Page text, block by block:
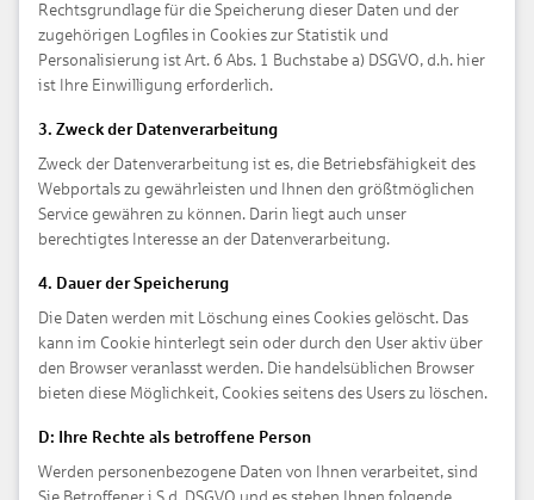
Rechtsgrundlage für die Speicherung dieser Daten und der
zugehörigen Logfiles in Cookies zur Statistik und
Personalisierung ist Art. 6 Abs. 1 Buchstabe a) DSGVO, d.h. hier
ist Ihre Einwilligung erforderlich.
3. Zweck der Datenverarbeitung
Zweck der Datenverarbeitung ist es, die Betriebsfähigkeit des
Webportals zu gewährleisten und Ihnen den größtmöglichen
Service gewähren zu können. Darin liegt auch unser
berechtigtes Interesse an der Datenverarbeitung.
4. Dauer der Speicherung
Die Daten werden mit Löschung eines Cookies gelöscht. Das
kann im Cookie hinterlegt sein oder durch den User aktiv über
den Browser veranlasst werden. Die handelsüblichen Browser
bieten diese Möglichkeit, Cookies seitens des Users zu löschen.
D: Ihre Rechte als betroffene Person
Werden personenbezogene Daten von Ihnen verarbeitet, sind